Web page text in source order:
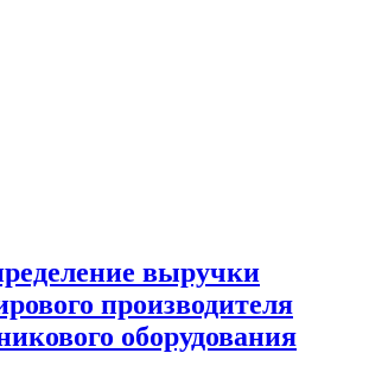
выручки
производителя
оборудования